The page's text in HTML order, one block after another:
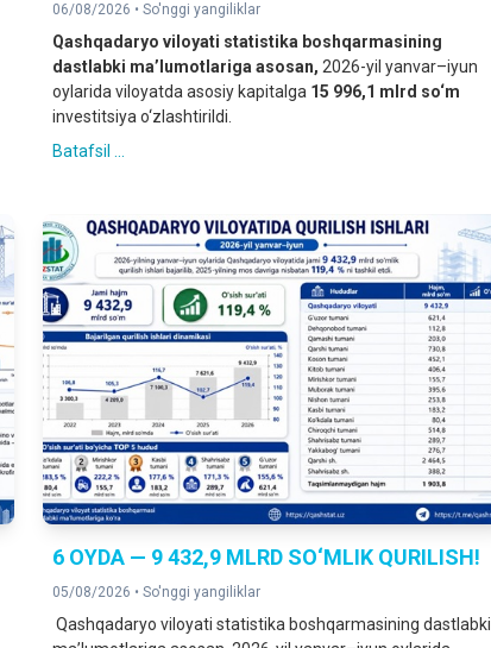
06/08/2026 • So'nggi yangiliklar
Qashqadaryo viloyati statistika boshqarmasining
dastlabki ma’ lumotlarigaasosan, 2026-yil yanvar–iyun
oylarida viloyatda asosiy kapitalga 15 996,1 mlrd so‘m
investitsiya o‘zlashtirildi.
Batafsil ...
6 OYDA — 9 432,9 MLRD SO‘MLIK QURILISH!
05/08/2026 • So'nggi yangiliklar
Qashqadaryo viloyati statistika boshqarmasining dastlabki